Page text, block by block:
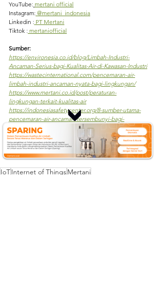
YouTube: mertani official
Instagram: @mertani_indonesia
Linkedin : PT Mertani
Tiktok : mertaniofficial
Sumber:
https://environesia.co.id/blog/Limbah-Industri-
Ancaman-Serius-bagi-Kualitas-Air-di-Kawasan-Industri
https://wastecinternational.com/pencemaran-air-
limbah-industri-ancaman-nyata-bagi-lingkungan/
https://www.mertani.co.id/post/peraturan-
lingkungan-terkait-kualitas-air
https://indonesiasafetycenter.org/8-sumber-utama-
pencemaran-air-ancaman-tersembunyi-bagi-
kehidupan/
https://citarumharum.jabarprov.go.id/sungai-
cilamaya-tercemar-beberapa-masalah-ini-jadi-
penyebab/
IoTInternet of ThingsMertani